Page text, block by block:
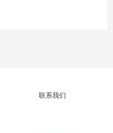
联系我们